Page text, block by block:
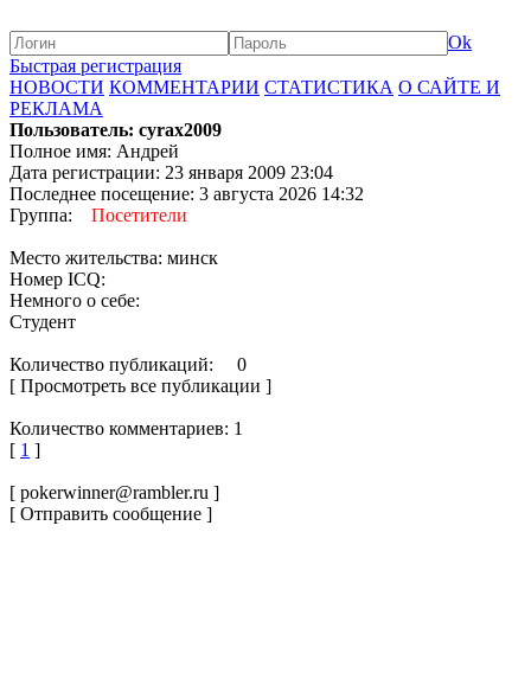
Ok
Быстрая регистрация
НОВОСТИ КОММЕНТАРИИ СТАТИСТИКА О САЙТЕ И
РЕКЛАМА
Пользователь: cyrax2009
Полное имя: Андрей
Дата регистрации: 23 января 2009 23:04
Последнее посещение: 3 августа 2026 14:32
Группа: Посетители
Место жительства: минск
Номер ICQ:
Немного о себе:
Студент
Количество публикаций: 0
[ Просмотреть все публикации ]
Количество комментариев: 1
[ 1 ]
[ pokerwinner@rambler.ru ]
[ Отправить сообщение ]